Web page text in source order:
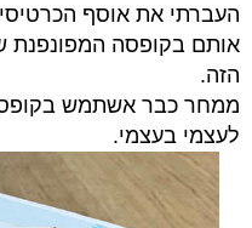
העברתי את אוסף
אותם בקופסה המפונפנת
הזה.
ממחר כבר אשתמש
לעצמי בעצמי.